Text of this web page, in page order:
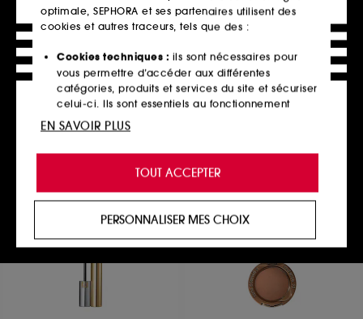
HOURGLASS
Ambient Lighting Powder
Poudre visage lumière
2631
64,00€
6 teintes disponibles
TARTE
Tartelette™ Amazonian Clay
In Bloom Palette
Palette de fards à paupières
3410
45,00€
optimale, SEPHORA et ses partenaires utilisent des
cookies et autres traceurs, tels que des :
Cookies techniques : ils sont nécessaires pour
vous permettre d’accéder aux différentes
catégories, produits et services du site et sécuriser
celui-ci. Ils sont essentiels au fonctionnement
technique du site et ne peuvent être désactivés.
de vous offrir une expérience enrichie et
personnalisée en vous recommandant des
produits, des services et des contenus qui
proposer des offres promotionnelles adaptées à
votre profil.
Cookies réseaux sociaux et publicité :ils sont
utilisés pour vous présenter du contenu susceptible
de vous plaire via des publicités, y compris sur des
TOUT ACCEPTER
PERSONNALISER MES CHOIX
EN SAVOIR PLUS